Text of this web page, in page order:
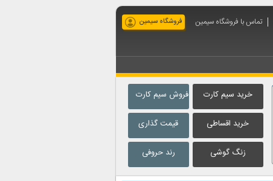
فروشگاه سیمین تماس با فروشگاه سیمین
فروش سیم کارت
قیمت گذاری
رند حروفی
خرید سیم کارت
خرید اقساطی
زنگ گوشی